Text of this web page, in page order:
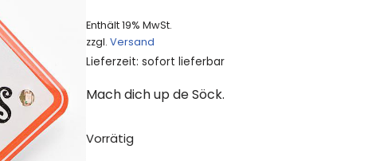
Enthält 19% MwSt.
zzgl.Versand
Lieferzeit: sofort lieferbar
Mach dich up de Söck.
Vorrätig